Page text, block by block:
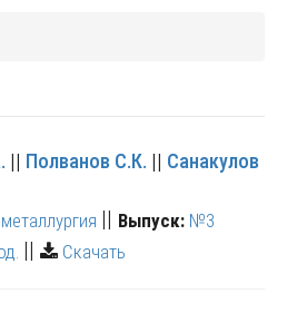
|| Полванов С.К. || Санакулов
|| Выпуск: №3
|| Скачать